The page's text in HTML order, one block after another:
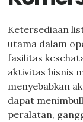
Ketersediaan
utama dalam
fasilitas
aktivitas bisnis
menyebabkan
dapat
peralatan,